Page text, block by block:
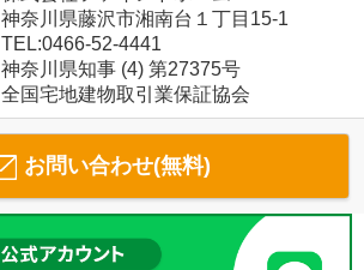
神奈川県藤沢市湘南台１丁目15-1
TEL:0466-52-4441
神奈川県知事 (4) 第27375号
全国宅地建物取引業保証協会
お問い合わせ(無料)